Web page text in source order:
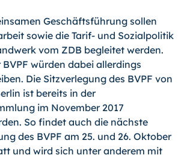
Geschäftsführung sollen
sowie die Tarif- und Sozialpolitik
vom ZDB begleitet werden.
BVPF würden dabei allerdings
Die Sitzverlegung des BVPF von
ist bereits in der
im November 2017
So findet auch die nächste
des BVPF am 25. und 26. Oktober
und wird sich unter anderem mit